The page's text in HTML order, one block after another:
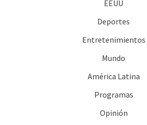
EEUU
Deportes
Entretenimientos
Mundo
América Latina
Programas
Opinión